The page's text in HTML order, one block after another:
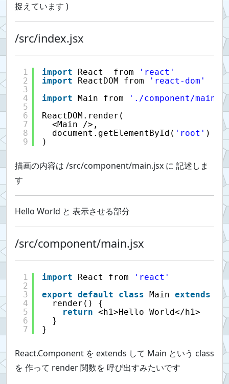
捉えています )
/src/index.jsx
1
2
3
4
5
6
7
8
9
import React  from
'react'
import
ReactDOM from
'react-dom'
import Main from
'./component/main'
ReactDOM.render(
<Main />,
document.getElementById( 'root' )
)
描画の内容は /src/component/main.jsx に 記述しま
す
Hello World と 表示させる部分
/src/component/main.jsx
1
2
3
4
5
6
7
import React from
'react'
export default class Main extends
render() {
return <h1>Hello World</h1>
}
}
React.Component を extends して Main という class
を 作って render 関数を 呼び出すみたいです